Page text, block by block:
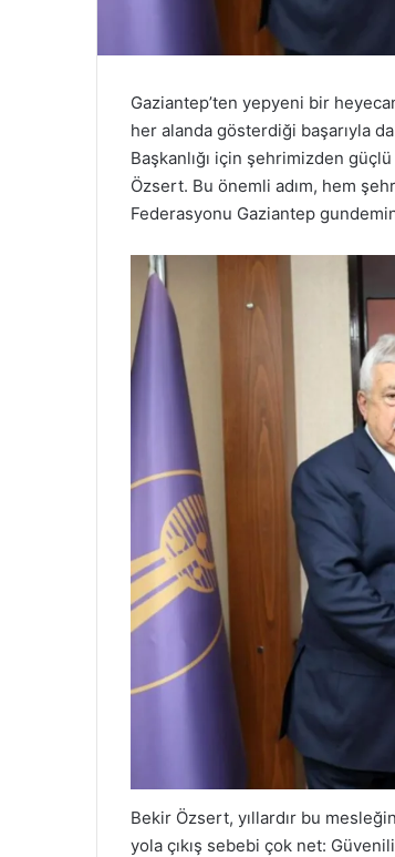
Gaziantep’ten yepyeni bir
her alanda gösterdiği başarıyla
Başkanlığı için şehrimizden
Özsert. Bu önemli adım, hem
Federasyonu Gaziantep
Bekir Özsert, yıllardır bu
yola çıkış sebebi çok net: